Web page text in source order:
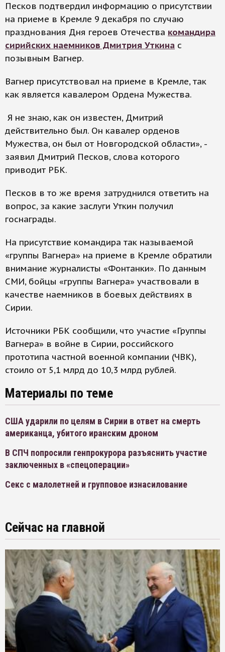
Песков подтвердил информацию о присутствии
на приеме в Кремле 9 декабря по случаю
празднования Дня героев Отечества командира
сирийских наемников Дмитрия Уткина с
позывным Вагнер.
Вагнер присутствовал на приеме в Кремле, так
как является кавалером Ордена Мужества.
Я не знаю, как он известен, Дмитрий
действительно был. Он кавалер орденов
Мужества, он был от Новгородской области», -
заявил Дмитрий Песков, слова которого
приводит РБК.
Песков в то же время затруднился ответить на
вопрос, за какие заслуги Уткин получил
госнаграды.
На присутствие командира так называемой
«группы Вагнера» на приеме в Кремле обратили
внимание журналисты «Фонтанки». По данным
СМИ, бойцы «группы Вагнера» участвовали в
качестве наемников в боевых действиях в
Сирии.
Источники РБК сообщили, что участие «Группы
Вагнера» в войне в Сирии, российского
прототипа частной военной компании (ЧВК),
стоило от 5,1 млрд до 10,3 млрд рублей.
Материалы по теме
США ударили по целям в Сирии в ответ на смерть
американца, убитого иранским дроном
В СПЧ попросили генпрокурора разъяснить участие
заключенных в «спецоперации»
Секс с малолетней и групповое изнасилование
Сейчас на главной